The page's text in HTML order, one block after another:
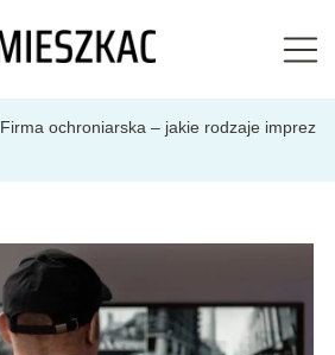
Firma ochroniarska – jakie rodzaje imprez